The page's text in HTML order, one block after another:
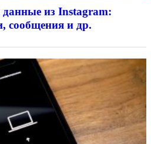
данные из Instagram:
сообщения и др.